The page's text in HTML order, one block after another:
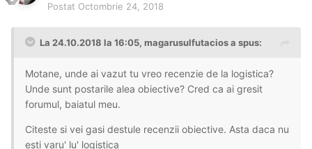
Postat Octombrie 24, 2018
La 24.10.2018 la 16:05, magarusulfutacios a spus:
Motane, unde ai vazut tu vreo recenzie de la logistica?
Unde sunt postarile alea obiective? Cred ca ai gresit
forumul, baiatul meu.
Citeste si vei gasi destule recenzii obiective. Asta daca nu
esti varu' lu' logistica